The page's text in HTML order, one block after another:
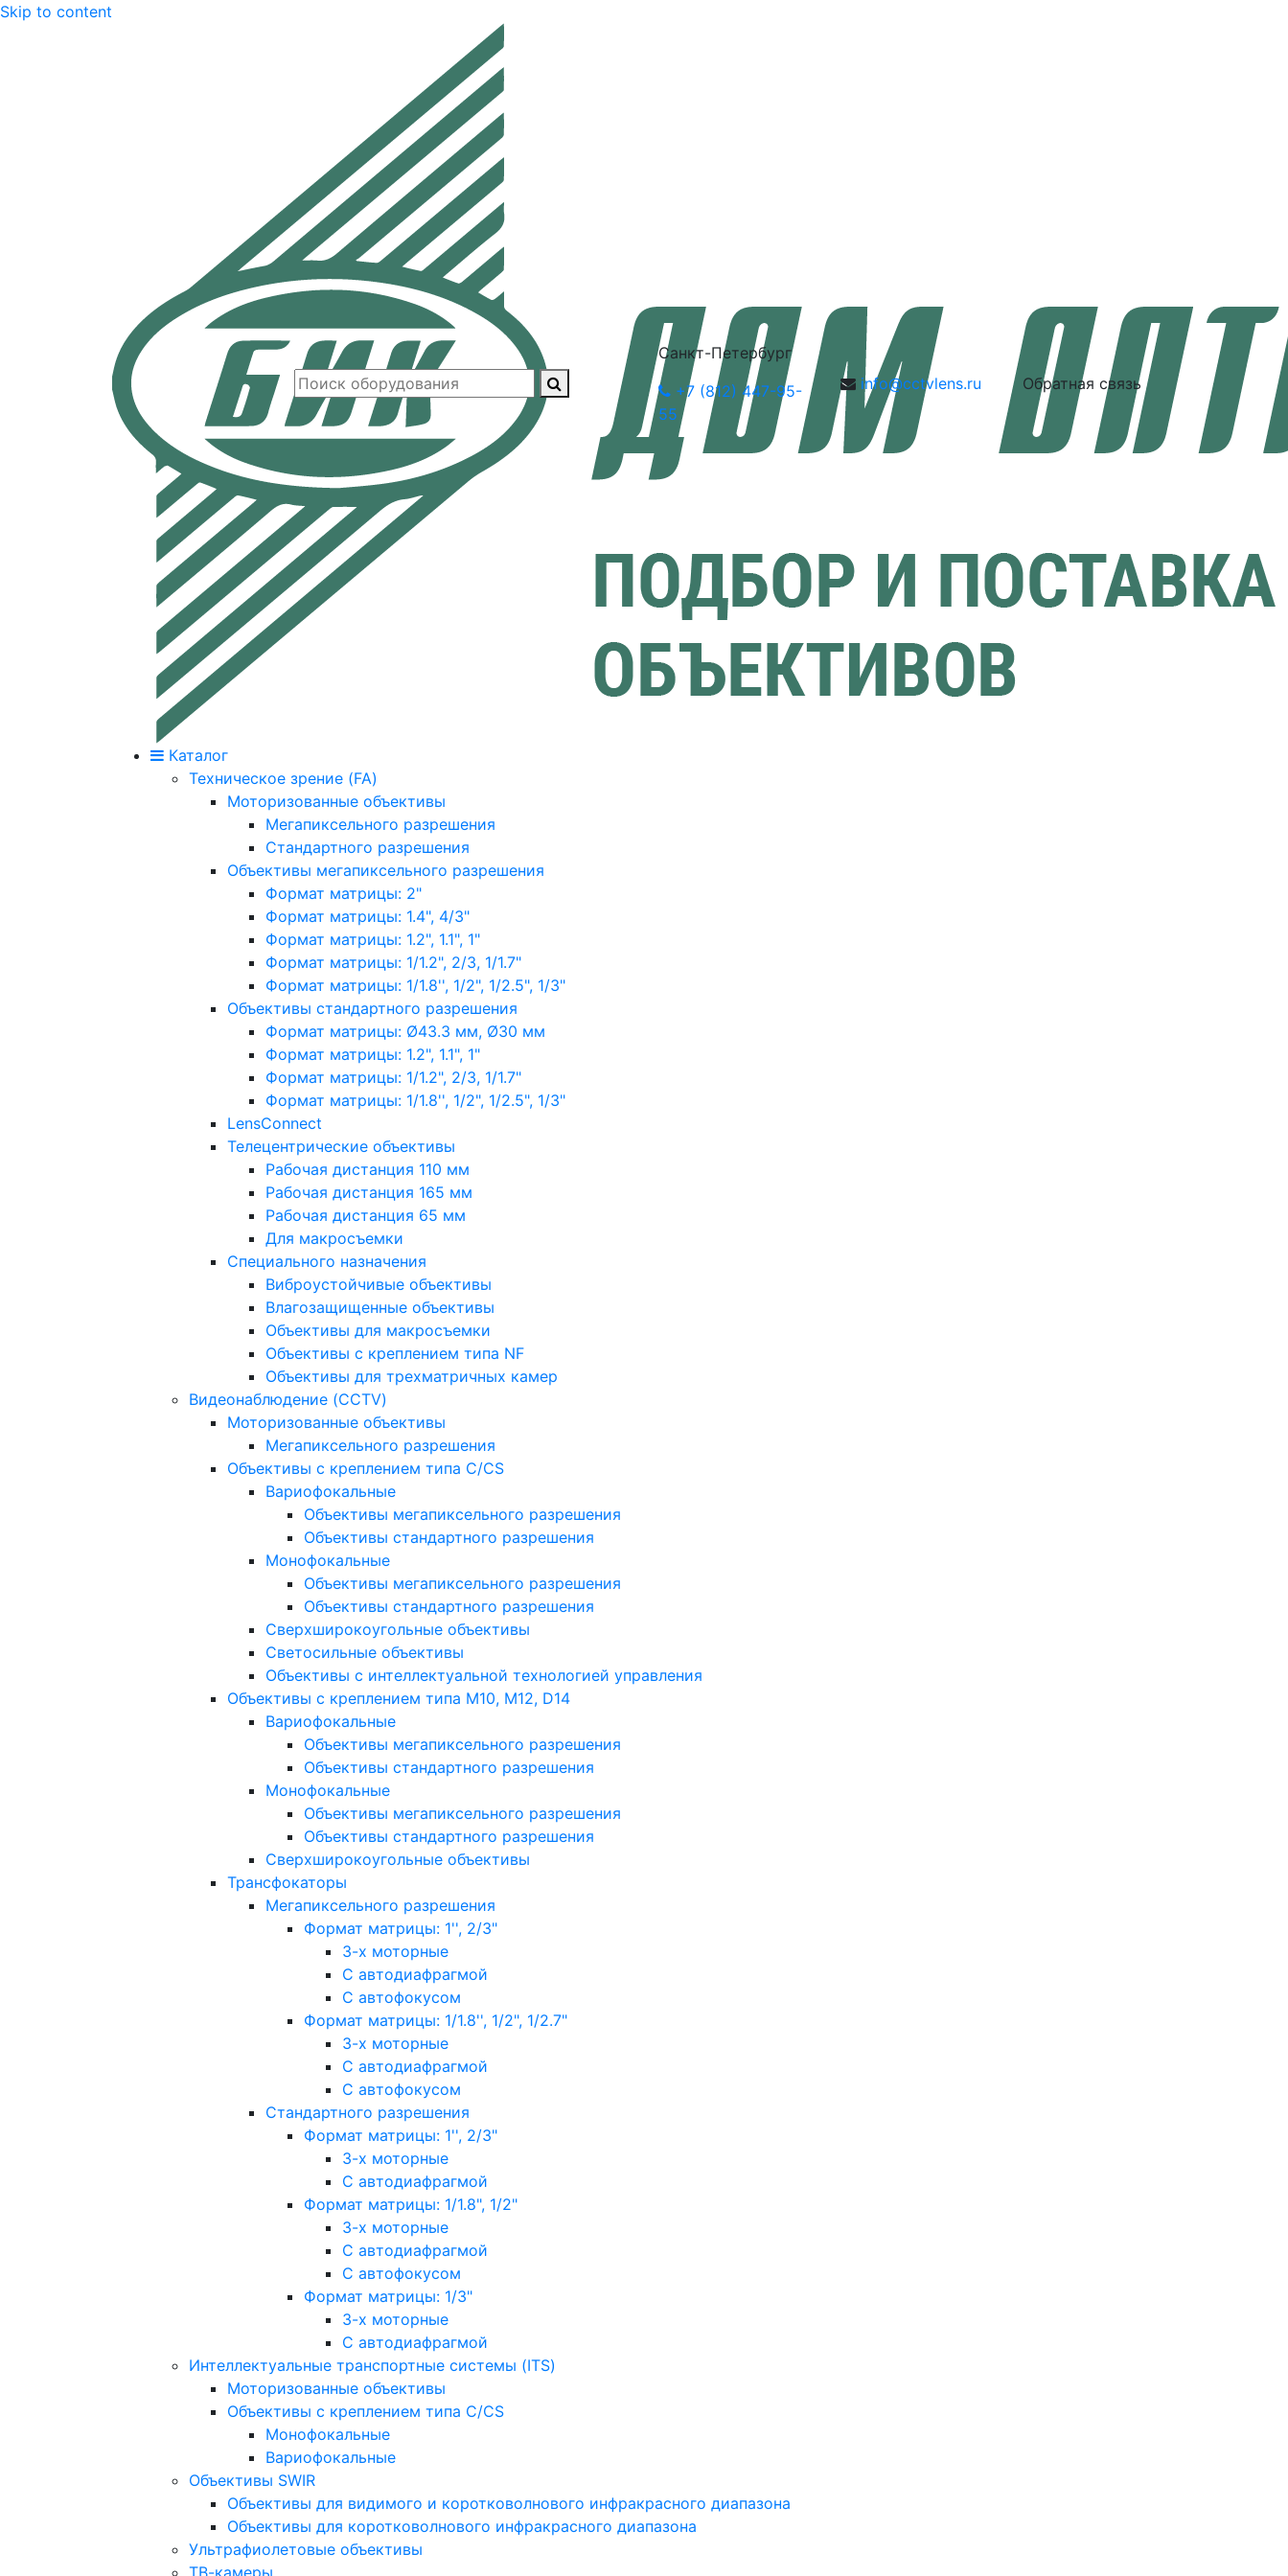
Skip to content
Санкт-Петербург
+7 (812) 447-95-
55
info@cctvlens.ru Обратная связь
Каталог
Техническое зрение (FA)
Моторизованные объективы
Мегапиксельного разрешения
Стандартного разрешения
Объективы мегапиксельного разрешения
Формат матрицы: 2"
Формат матрицы: 1.4", 4/3"
Формат матрицы: 1.2", 1.1", 1"
Формат матрицы: 1/1.2", 2/3, 1/1.7"
Формат матрицы: 1/1.8'', 1/2", 1/2.5", 1/3"
Объективы стандартного разрешения
Формат матрицы: Ø43.3 мм, Ø30 мм
Формат матрицы: 1.2", 1.1", 1"
Формат матрицы: 1/1.2", 2/3, 1/1.7"
Формат матрицы: 1/1.8'', 1/2", 1/2.5", 1/3"
LensConnect
Телецентрические объективы
Рабочая дистанция 110 мм
Рабочая дистанция 165 мм
Рабочая дистанция 65 мм
Для макросъемки
Специального назначения
Виброустойчивые объективы
Влагозащищенные объективы
Объективы для макросъемки
Объективы с креплением типа NF
Объективы для трехматричных камер
Видеонаблюдение (CCTV)
Моторизованные объективы
Мегапиксельного разрешения
Объективы с креплением типа C/CS
Вариофокальные
Объективы мегапиксельного разрешения
Объективы стандартного разрешения
Монофокальные
Объективы мегапиксельного разрешения
Объективы стандартного разрешения
Сверхширокоугольные объективы
Светосильные объективы
Объективы с интеллектуальной технологией управления
Объективы с креплением типа M10, M12, D14
Вариофокальные
Объективы мегапиксельного разрешения
Объективы стандартного разрешения
Монофокальные
Объективы мегапиксельного разрешения
Объективы стандартного разрешения
Сверхширокоугольные объективы
Трансфокаторы
Мегапиксельного разрешения
Формат матрицы: 1'', 2/3"
3-х моторные
С автодиафрагмой
С автофокусом
Формат матрицы: 1/1.8'', 1/2", 1/2.7"
3-х моторные
С автодиафрагмой
С автофокусом
Стандартного разрешения
Формат матрицы: 1'', 2/3"
3-х моторные
С автодиафрагмой
Формат матрицы: 1/1.8", 1/2"
3-х моторные
С автодиафрагмой
С автофокусом
Формат матрицы: 1/3"
3-х моторные
С автодиафрагмой
Интеллектуальные транспортные системы (ITS)
Моторизованные объективы
Объективы с креплением типа C/CS
Монофокальные
Вариофокальные
Объективы SWIR
Объективы для видимого и коротковолнового инфракрасного диапазона
Объективы для коротковолнового инфракрасного диапазона
Ультрафиолетовые объективы
ТВ-камеры